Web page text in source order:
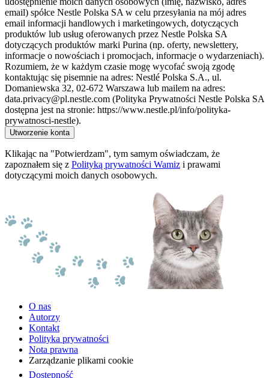
email) spółce Nestle Polska SA w celu przesyłania na mój adres
email informacji handlowych i marketingowych, dotyczących
produktów lub usług oferowanych przez Nestle Polska SA
dotyczących produktów marki Purina (np. oferty, newslettery,
informacje o nowościach i promocjach, informacje o wydarzeniach).
Rozumiem, że w każdym czasie mogę wycofać swoją zgodę
kontaktując się pisemnie na adres: Nestlé Polska S.A., ul.
Domaniewska 32, 02-672 Warszawa lub mailem na adres:
data.privacy@pl.nestle.com (Polityka Prywatności Nestle Polska SA
dostępna jest na stronie: https://www.nestle.pl/info/polityka-
prywatnosci-nestle).
Utworzenie konta
Klikając na "Potwierdzam", tym samym oświadczam, że
zapoznałem się z Polityką prywatności Wamiz i prawami
dotyczącymi moich danych osobowych.
O nas
Autorzy
Kontakt
Polityka prywatności
Nota prawna
Zarządzanie plikami cookie
Dostępność